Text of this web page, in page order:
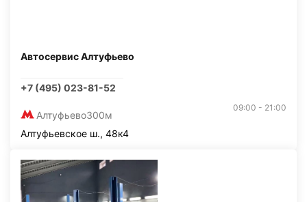
Автосервис Алтуфьево
+7 (495) 023-81-52
Алтуфьево300м
09:00 - 21:00
Алтуфьевское ш., 48к4